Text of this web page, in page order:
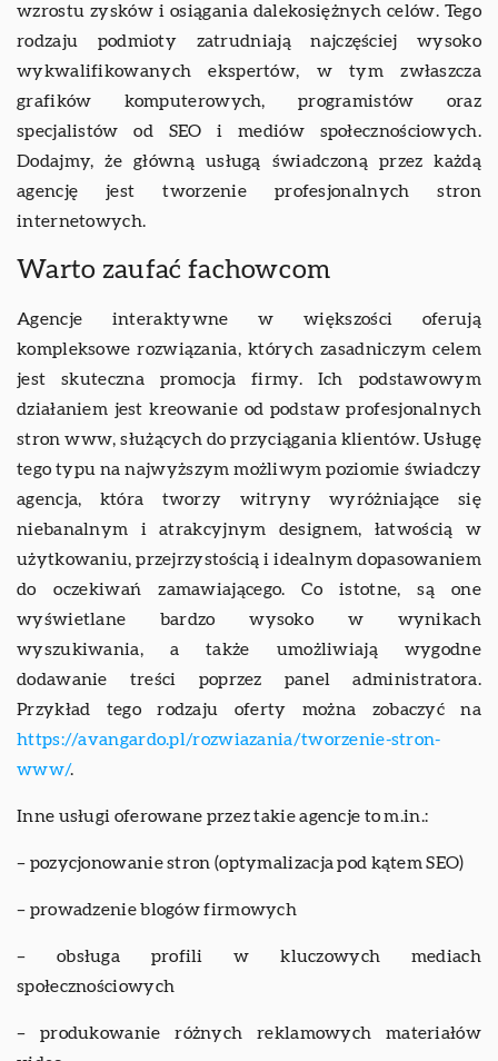
wzrostu zysków i osiągania dalekosiężnych celów. Tego
rodzaju podmioty zatrudniają najczęściej wysoko
wykwalifikowanych ekspertów, w tym zwłaszcza
grafików komputerowych, programistów oraz
specjalistów od SEO i mediów społecznościowych.
Dodajmy, że główną usługą świadczoną przez każdą
agencję jest tworzenie profesjonalnych stron
internetowych.
Warto zaufać fachowcom
Agencje interaktywne w większości oferują
kompleksowe rozwiązania, których zasadniczym celem
jest skuteczna promocja firmy. Ich podstawowym
działaniem jest kreowanie od podstaw profesjonalnych
stron www, służących do przyciągania klientów. Usługę
tego typu na najwyższym możliwym poziomie świadczy
agencja, która tworzy witryny wyróżniające się
niebanalnym i atrakcyjnym designem, łatwością w
użytkowaniu, przejrzystością i idealnym dopasowaniem
do oczekiwań zamawiającego. Co istotne, są one
wyświetlane bardzo wysoko w wynikach
wyszukiwania, a także umożliwiają wygodne
dodawanie treści poprzez panel administratora.
Przykład tego rodzaju oferty można zobaczyć na
https://avangardo.pl/rozwiazania/tworzenie-stron-
www/.
Inne usługi oferowane przez takie agencje to m.in.:
– pozycjonowanie stron (optymalizacja pod kątem SEO)
– prowadzenie blogów firmowych
– obsługa profili w kluczowych mediach
społecznościowych
– produkowanie różnych reklamowych materiałów